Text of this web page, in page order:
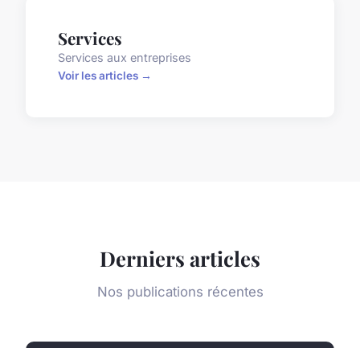
Services
Services aux entreprises
Voir les articles →
Derniers articles
Nos publications récentes